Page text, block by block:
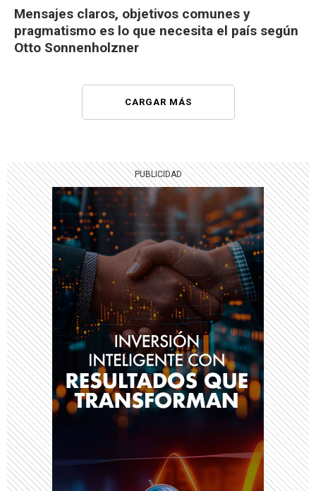
Mensajes claros, objetivos comunes y
pragmatismo es lo que necesita el país según
Otto Sonnenholzner
CARGAR MÁS